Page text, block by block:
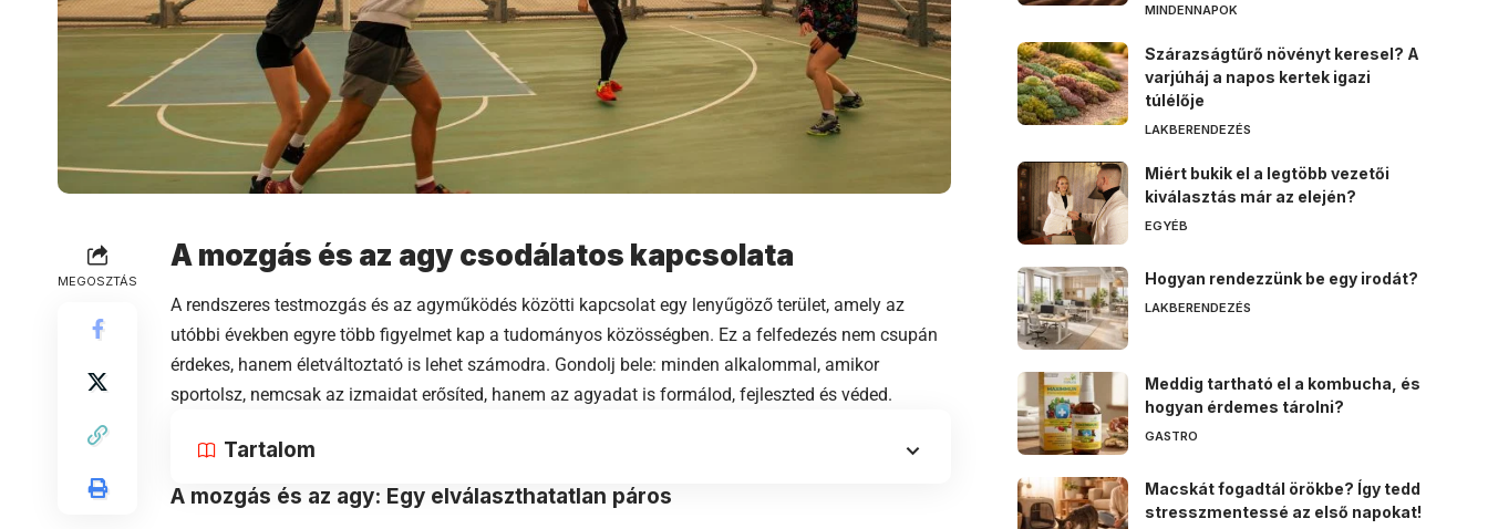
MEGOSZTÁS
A mozgás és az agy csodálatos kapcsolata
A rendszeres testmozgás és az agyműködés közötti kapcsolat egy lenyűgöző terület, amely az
utóbbi években egyre több figyelmet kap a tudományos közösségben. Ez a felfedezés nem csupán
érdekes, hanem életváltoztató is lehet számodra. Gondolj bele: minden alkalommal, amikor
sportolsz, nemcsak az izmaidat erősíted, hanem az agyadat is formálod, fejleszted és véded.
Tartalom
A mozgás és az agy: Egy elválaszthatatlan páros
MINDENNAPOK
Szárazságtűrő növényt keresel? A
varjúháj a napos kertek igazi
túlélője
LAKBERENDEZÉS
Miért bukik el a legtöbb vezetői
kiválasztás már az elején?
EGYÉB
Hogyan rendezzünk be egy irodát?
LAKBERENDEZÉS
Meddig tartható el a kombucha, és
hogyan érdemes tárolni?
GASTRO
Macskát fogadtál örökbe? Így tedd
stresszmentessé az első napokat!